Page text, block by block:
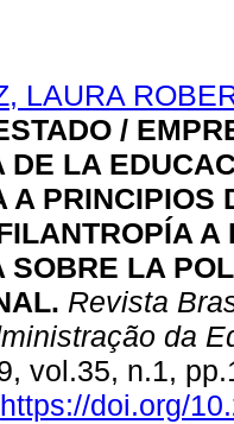
LAURA
/
DE LA
A PRINCIPIOS
A
SOBRE LA
Revista
da
vol.35, n.1,
https://doi.org/